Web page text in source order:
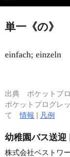
単一《の》
einfach; einzeln
出典 ポケットプ
ポケットプログレ
て情報 | 凡例
幼稚園バス送迎
株式会社ベストワ